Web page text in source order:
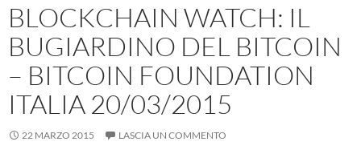
BLOCKCHAIN WATCH: IL
BUGIARDINO DEL BITCOIN
– BITCOIN FOUNDATION
ITALIA 20/03/2015
22 MARZO 2015 LASCIA UN COMMENTO